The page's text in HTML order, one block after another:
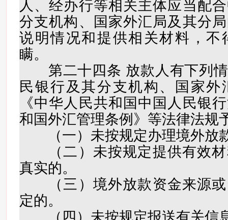
人、经办行等相关主体应当配
分支机构、国家外汇局及其分
说明情况和提供相关材料，不
瞒。
第二十四条 放款人有下列情
民银行及其分支机构、国家外
《中华人民共和国中国人民银
和国外汇管理条例》等法律法规
（一）未按规定办理境外放
（二）未按规定提供有效材
真实的。
（三）境外放款资金来源或
定的。
（四）未按规定报送有关信